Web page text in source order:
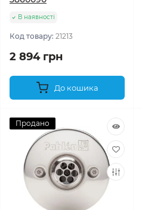
В наявності
Код товару: 21213
2 894 грн
До кошика
Продано